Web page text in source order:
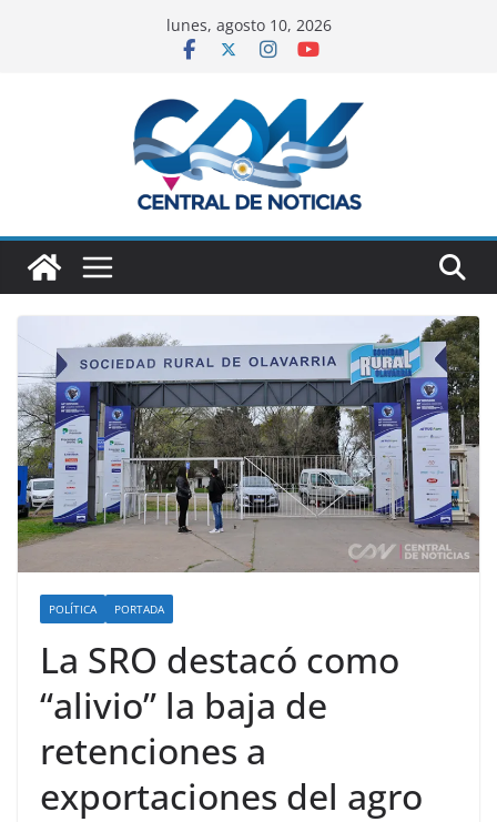
lunes, agosto 10, 2026
POLÍTICA PORTADA
La SRO destacó como
“alivio” la baja de
retenciones a
exportaciones del agro